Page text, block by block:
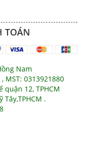
TOÁN
Nam
MST: 0313921880
quận 12, TPHCM
Tây,TPHCM .